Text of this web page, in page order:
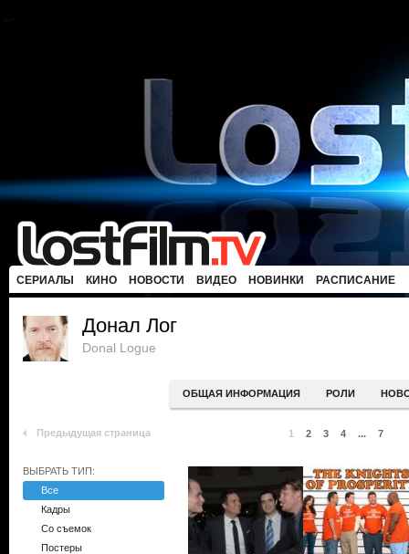
СЕРИАЛЫ КИНО НОВОСТИ ВИДЕО НОВИНКИ РАСПИСАНИЕ
Донал Лог
Donal Logue
ОБЩАЯ ИНФОРМАЦИЯ РОЛИ
Предыдущая страница 1 2 3 4 ... 7
ВЫБРАТЬ ТИП:
Все
Кадры
Со съемок
Постеры